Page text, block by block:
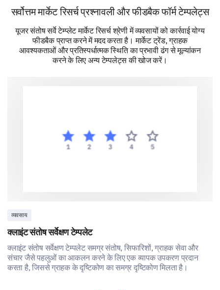
Likely
Neutral
Unlikely
detailed questions to gain deeper insights.
Overall satisfaction
Speed of service
Range of features
Customer support quality
सर्वोत्तम मार्केट रिसर्च प्रश्नावली और फीडबैक फॉर्म टेम्पलेट्स
यूजर संतोष सर्वे टेम्प्लेट मार्केट रिसर्च श्रेणी में व्यवसायों को कार्रवाई योग्य
फीडबैक प्राप्त करने में मदद करता है। मार्केट ट्रेंड, ग्राहक
आवश्यकताओं और प्रतिस्पर्धात्मक स्थिति का प्रभावी ढंग से मूल्यांकन
करने के लिए अन्य टेम्पलेट्स की खोज करें।
व्यवसाय
क्लाइंट संतोष सर्वेक्षण टेम्पलेट
क्लाइंट संतोष सर्वेक्षण टेम्पलेट समग्र संतोष, सिफारिशों, ग्राहक सेवा और
संचार जैसे पहलुओं का आकलन करने के लिए एक व्यापक उपकरण प्रदान
करता है, जिससे ग्राहक के दृष्टिकोण का समग्र दृष्टिकोण मिलता है।